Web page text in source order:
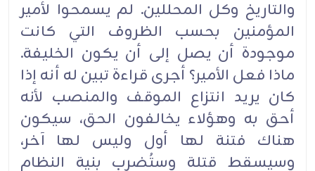
والتاريخ وكل المحللين. لم يسمحوا لأمير
المؤمنين بحسب الظروف التي كانت
موجودة أن يصل إلى أن يكون الخليفة.
ماذا فعل الأمير؟ أجرى قراءة تبين له أنه إذا
كان يريد انتزاع الموقف والمنصب لأنه
أحق به وهؤلاء يخالفون الحق، سيكون
هناك فتنة لها أول وليس لها آخر،
وسيسقط قتلة وستُضرب بنية النظام